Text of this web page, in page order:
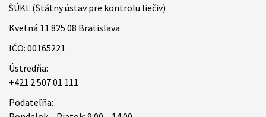
ŠÚKL (Štátny ústav pre kontrolu liečiv)
Kvetná 11 825 08 Bratislava
IČO: 00165221
Ústredňa:
+421 2 507 01 111
Podateľňa: